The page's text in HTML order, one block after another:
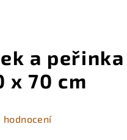
a
x 70 cm
hodnocení